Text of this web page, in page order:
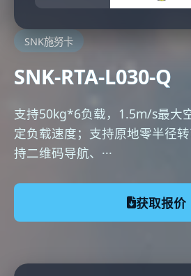
SNK施努卡
SNK-RTA-L030-Q
支持50kg*6负载，1.5m/s最大
定负载速度；支持原地零半径
持二维码导航、···
获取报价